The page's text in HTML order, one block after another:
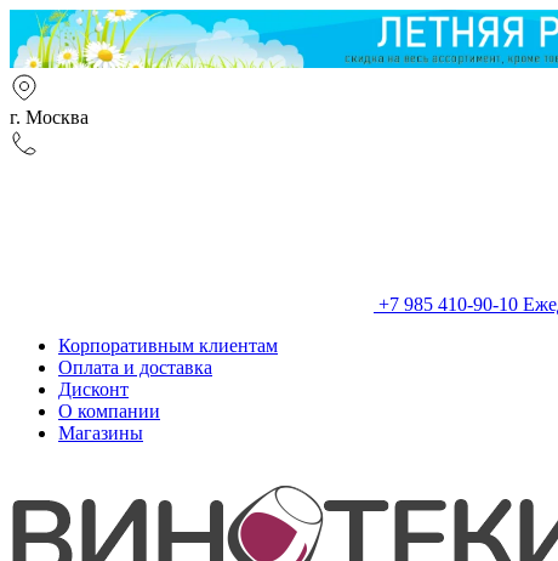
г. Москва
+7 985 410-90-10
Корпоративным клиентам
Оплата и доставка
Дисконт
О компании
Магазины